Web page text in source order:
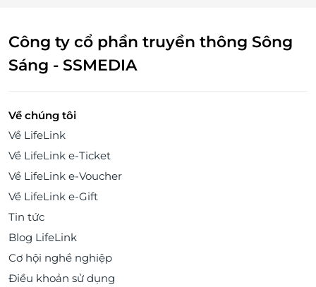
Công ty cổ phần truyền thông Sông
Sáng - SSMEDIA
Về chúng tôi
Về LifeLink
Về LifeLink e-Ticket
Về LifeLink e-Voucher
Về LifeLink e-Gift
Tin tức
Blog LifeLink
Cơ hội nghề nghiệp
Điều khoản sử dụng